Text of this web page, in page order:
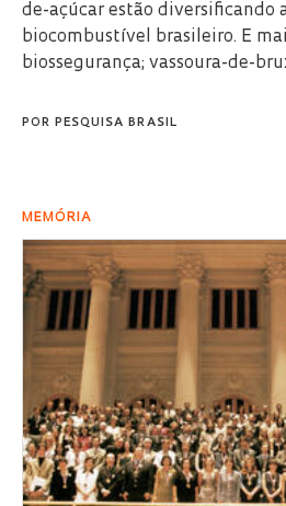
de-açúcar estão diversificando
biocombustível brasileiro. E
biossegurança; vassoura-de-
POR PESQUISA BRASIL
MEMÓRIA